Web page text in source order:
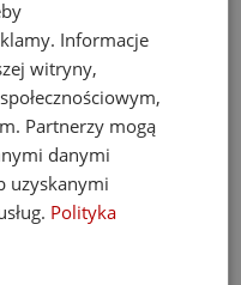
odwiedziny u
dotyk i zabawę –
Informacje
witryny,
Partnerzy mogą
danymi
uzyskanymi
Polityka